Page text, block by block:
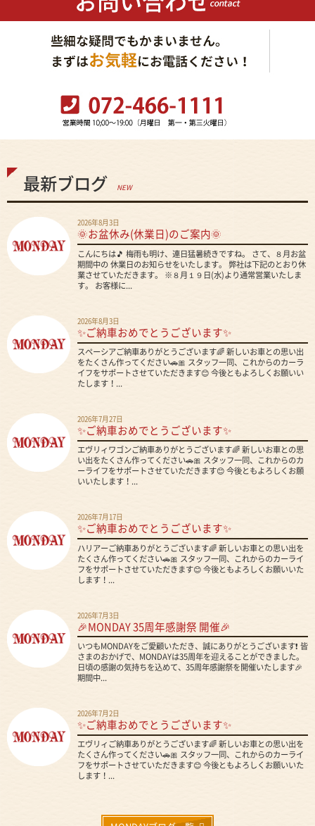
最新ブログ NEW
2026年8月3日
🌞お盆休み(休業日)のご案内🌞
こんにちは🎵 梅雨も明け、連日猛暑続きですね。 さて、８月お盆
期間中の 休業日のお知らせをいたします。 弊社は下記のとおり休
業させていただきます。 ※８月１９日(水)より通常営業いたしま
す。 お客様に...
2026年8月3日
✨ご納車おめでとうございます✨
スペーシアご納車ありがとうございます🌈 新しいお車との思い出
をたくさん作ってください🚗🎀 スタッフ一同、これからのカーラ
イフをサポートさせていただきます😊 今後ともよろしくお願いい
たします！...
2026年7月27日
✨ご納車おめでとうございます✨
エヴリィワゴンご納車ありがとうございます🌈 新しいお車との思
い出をたくさん作ってください🚗🎀 スタッフ一同、これからのカ
ーライフをサポートさせていただきます😊 今後ともよろしくお願
いいたします！...
2026年7月17日
✨ご納車おめでとうございます✨
ハリアーご納車ありがとうございます🌈 新しいお車との思い出を
たくさん作ってください🚗🎀 スタッフ一同、これからのカーライ
フをサポートさせていただきます😊 今後ともよろしくお願いいた
します！...
2026年7月3日
🎉MONDAY 35周年感謝祭 開催🎉
いつもMONDAYをご愛顧いただき、誠にありがとうございます❗ 皆
さまのおかげで、MONDAYは35周年を迎えることができました。
日頃の感謝の気持ちを込めて、35周年感謝祭を開催いたします🎉
期間中...
2026年7月2日
✨ご納車おめでとうございます✨
エヴリィご納車ありがとうございます🌈 新しいお車との思い出を
たくさん作ってください🚗🎀 スタッフ一同、これからのカーライ
フをサポートさせていただきます😊 今後ともよろしくお願いいた
します！...